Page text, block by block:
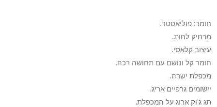
חומר: פוליאסטר.
מרחיק לחות.
עיצוב קלאסי.
חומר קל ונושם עם תחושה רכה.
מכפלת ישרה.
יישומים גרפיים אריג.
תג ג'וק ארוג על המכפלת.